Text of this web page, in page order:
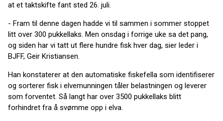
at et taktskifte fant sted 26. juli.
­- Fram til denne dagen hadde vi til sammen i sommer stoppet
litt over 300 pukkellaks. Men onsdag i forrige uke sa det pang,
og siden har vi tatt ut flere hundre fisk hver dag, sier leder i
BJFF, Geir Kristiansen.
Han konstaterer at den automatiske fiskefella som identifiserer
og sorterer fisk i elvemunningen tåler belastningen og leverer
som forventet. Så langt har over 3500 pukkellaks blitt
forhindret fra å svømme opp i elva.